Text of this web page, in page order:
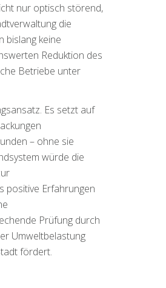
nur optisch störend,
die
bislang keine
Reduktion des
Betriebe unter
Es setzt auf
– ohne sie
würde die
positive Erfahrungen
Prüfung durch
Umweltbelastung
fördert.